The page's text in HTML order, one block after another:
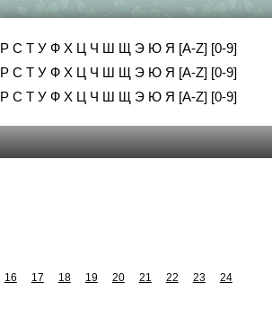
Р С Т У Ф Х Ц Ч Ш Щ Э Ю Я [A-Z] [0-9]
Р С Т У Ф Х Ц Ч Ш Щ Э Ю Я [A-Z] [0-9]
Р С Т У Ф Х Ц Ч Ш Щ Э Ю Я [A-Z] [0-9]
16 17 18 19 20 21 22 23
24